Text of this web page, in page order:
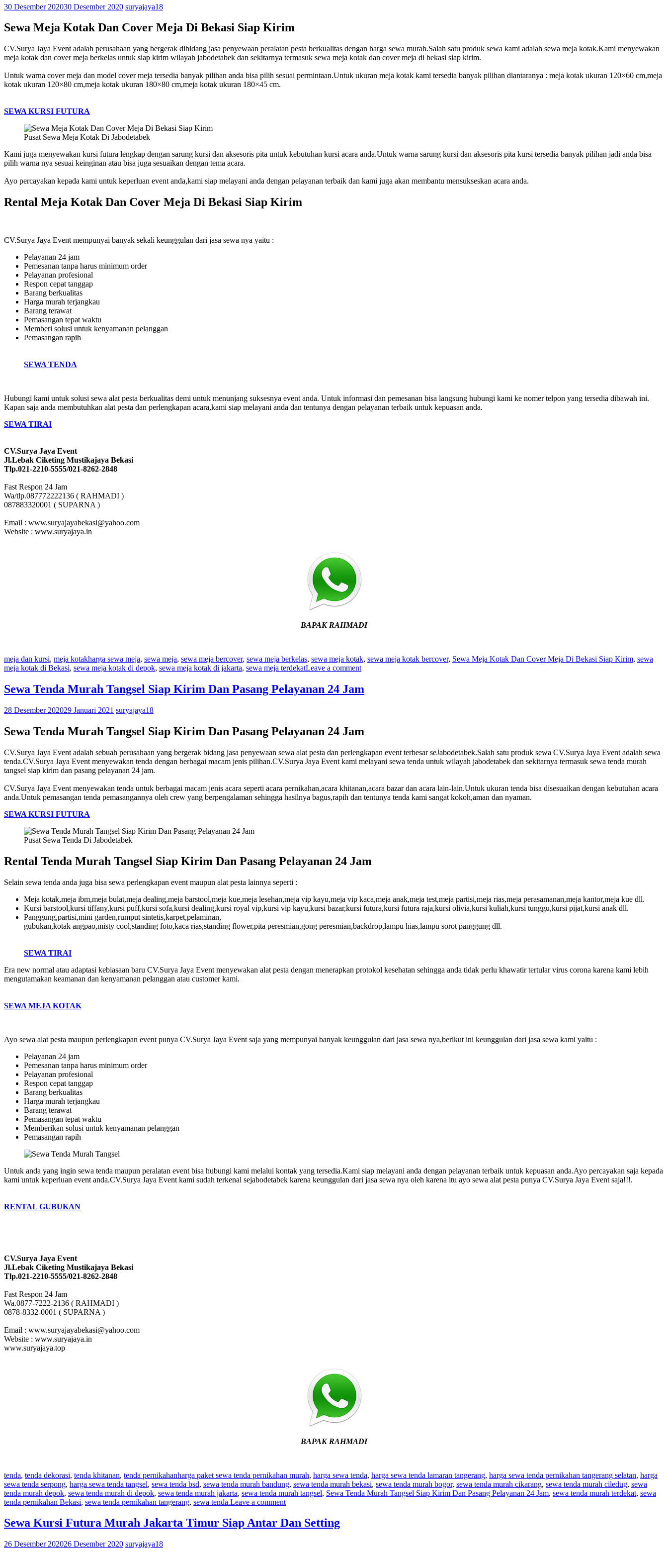
30 Desember 202030 Desember 2020 suryajaya18
Sewa Meja Kotak Dan Cover Meja Di Bekasi Siap Kirim
CV.Surya Jaya Event adalah perusahaan yang bergerak dibidang jasa penyewaan peralatan pesta berkualitas dengan harga sewa murah.Salah satu produk sewa kami adalah sewa meja kotak.Kami menyewakan
meja kotak dan cover meja berkelas untuk siap kirim wilayah jabodetabek dan sekitarnya termasuk sewa meja kotak dan cover meja di bekasi siap kirim.
Untuk warna cover meja dan model cover meja tersedia banyak pilihan anda bisa pilih sesuai permintaan.Untuk ukuran meja kotak kami tersedia banyak pilihan diantaranya : meja kotak ukuran 120×60 cm,meja
kotak ukuran 120×80 cm,meja kotak ukuran 180×80 cm,meja kotak ukuran 180×45 cm.
SEWA KURSI FUTURA
Pusat Sewa Meja Kotak Di Jabodetabek
Kami juga menyewakan kursi futura lengkap dengan sarung kursi dan aksesoris pita untuk kebutuhan kursi acara anda.Untuk warna sarung kursi dan aksesoris pita kursi tersedia banyak pilihan jadi anda bisa
pilih warna nya sesuai keinginan atau bisa juga sesuaikan dengan tema acara.
Ayo percayakan kepada kami untuk keperluan event anda,kami siap melayani anda dengan pelayanan terbaik dan kami juga akan membantu mensukseskan acara anda.
Rental Meja Kotak Dan Cover Meja Di Bekasi Siap Kirim
CV.Surya Jaya Event mempunyai banyak sekali keunggulan dari jasa sewa nya yaitu :
Pelayanan 24 jam
Pemesanan tanpa harus minimum order
Pelayanan profesional
Respon cepat tanggap
Barang berkualitas
Harga murah terjangkau
Barang terawat
Pemasangan tepat waktu
Memberi solusi untuk kenyamanan pelanggan
Pemasangan rapih
SEWA TENDA
Hubungi kami untuk solusi sewa alat pesta berkualitas demi untuk menunjang suksesnya event anda. Untuk informasi dan pemesanan bisa langsung hubungi kami ke nomer telpon yang tersedia dibawah ini.
Kapan saja anda membutuhkan alat pesta dan perlengkapan acara,kami siap melayani anda dan tentunya dengan pelayanan terbaik untuk kepuasan anda.
SEWA TIRAI
CV.Surya Jaya Event
Jl.Lebak Ciketing Mustikajaya Bekasi
Tlp.021-2210-5555/021-8262-2848
Fast Respon 24 Jam
Wa/tlp.087772222136 ( RAHMADI )
087883320001 ( SUPARNA )
Email : www.suryajayabekasi@yahoo.com
Website : www.suryajaya.in
BAPAK RAHMADI
meja dan kursi, meja kotakharga sewa meja, sewa meja, sewa meja bercover, sewa meja berkelas, sewa meja kotak, sewa meja kotak bercover, Sewa Meja Kotak Dan Cover Meja Di Bekasi Siap Kirim, sewa
meja kotak di Bekasi, sewa meja kotak di depok, sewa meja kotak di jakarta, sewa meja terdekatLeave a comment
Sewa Tenda Murah Tangsel Siap Kirim Dan Pasang Pelayanan 24 Jam
28 Desember 202029 Januari 2021 suryajaya18
Sewa Tenda Murah Tangsel Siap Kirim Dan Pasang Pelayanan 24 Jam
CV.Surya Jaya Event adalah sebuah perusahaan yang bergerak bidang jasa penyewaan sewa alat pesta dan perlengkapan event terbesar seJabodetabek.Salah satu produk sewa CV.Surya Jaya Event adalah sewa
tenda.CV.Surya Jaya Event menyewakan tenda dengan berbagai macam jenis pilihan.CV.Surya Jaya Event kami melayani sewa tenda untuk wilayah jabodetabek dan sekitarnya termasuk sewa tenda murah
tangsel siap kirim dan pasang pelayanan 24 jam.
CV.Surya Jaya Event menyewakan tenda untuk berbagai macam jenis acara seperti acara pernikahan,acara khitanan,acara bazar dan acara lain-lain.Untuk ukuran tenda bisa disesuaikan dengan kebutuhan acara
anda.Untuk pemasangan tenda pemasangannya oleh crew yang berpengalaman sehingga hasilnya bagus,rapih dan tentunya tenda kami sangat kokoh,aman dan nyaman.
SEWA KURSI FUTURA
Pusat Sewa Tenda Di Jabodetabek
Rental Tenda Murah Tangsel Siap Kirim Dan Pasang Pelayanan 24 Jam
Selain sewa tenda anda juga bisa sewa perlengkapan event maupun alat pesta lainnya seperti :
Meja kotak,meja ibm,meja bulat,meja dealing,meja barstool,meja kue,meja lesehan,meja vip kayu,meja vip kaca,meja anak,meja test,meja partisi,meja rias,meja perasamanan,meja kantor,meja kue dll.
Kursi barstool,kursi tiffany,kursi puff,kursi sofa,kursi dealing,kursi royal vip,kursi vip kayu,kursi bazar,kursi futura,kursi futura raja,kursi olivia,kursi kuliah,kursi tunggu,kursi pijat,kursi anak dll.
Panggung,partisi,mini garden,rumput sintetis,karpet,pelaminan,
gubukan,kotak angpao,misty cool,standing foto,kaca rias,standing flower,pita peresmian,gong peresmian,backdrop,lampu hias,lampu sorot panggung dll.
SEWA TIRAI
Era new normal atau adaptasi kebiasaan baru CV.Surya Jaya Event menyewakan alat pesta dengan menerapkan protokol kesehatan sehingga anda tidak perlu khawatir tertular virus corona karena kami lebih
mengutamakan keamanan dan kenyamanan pelanggan atau customer kami.
SEWA MEJA KOTAK
Ayo sewa alat pesta maupun perlengkapan event punya CV.Surya Jaya Event saja yang mempunyai banyak keunggulan dari jasa sewa nya,berikut ini keunggulan dari jasa sewa kami yaitu :
Pelayanan 24 jam
Pemesanan tanpa harus minimum order
Pelayanan profesional
Respon cepat tanggap
Barang berkualitas
Harga murah terjangkau
Barang terawat
Pemasangan tepat waktu
Memberikan solusi untuk kenyamanan pelanggan
Pemasangan rapih
Untuk anda yang ingin sewa tenda maupun peralatan event bisa hubungi kami melalui kontak yang tersedia.Kami siap melayani anda dengan pelayanan terbaik untuk kepuasan anda.Ayo percayakan saja kepada
kami untuk keperluan event anda.CV.Surya Jaya Event kami sudah terkenal sejabodetabek karena keunggulan dari jasa sewa nya oleh karena itu ayo sewa alat pesta punya CV.Surya Jaya Event saja!!!.
RENTAL GUBUKAN
CV.Surya Jaya Event
Jl.Lebak Ciketing Mustikajaya Bekasi
Tlp.021-2210-5555/021-8262-2848
Fast Respon 24 Jam
Wa.0877-7222-2136 ( RAHMADI )
0878-8332-0001 ( SUPARNA )
Email : www.suryajayabekasi@yahoo.com
Website : www.suryajaya.in
www.suryajaya.top
BAPAK RAHMADI
tenda, tenda dekorasi, tenda khitanan, tenda pernikahanharga paket sewa tenda pernikahan murah, harga sewa tenda, harga sewa tenda lamaran tangerang, harga sewa tenda pernikahan tangerang selatan, harga
sewa tenda serpong, harga sewa tenda tangsel, sewa tenda bsd, sewa tenda murah bandung, sewa tenda murah bekasi, sewa tenda murah bogor, sewa tenda murah cikarang, sewa tenda murah ciledug, sewa
tenda murah depok, sewa tenda murah di depok, sewa tenda murah jakarta, sewa tenda murah tangsel, Sewa Tenda Murah Tangsel Siap Kirim Dan Pasang Pelayanan 24 Jam, sewa tenda murah terdekat, sewa
tenda pernikahan Bekasi, sewa tenda pernikahan tangerang, sewa tenda.Leave a comment
Sewa Kursi Futura Murah Jakarta Timur Siap Antar Dan Setting
26 Desember 202026 Desember 2020 suryajaya18